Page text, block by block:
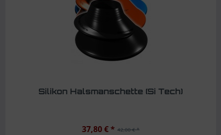
Silikon Halsmanschette (Si Tech)
42,00 € *
37,80 € *